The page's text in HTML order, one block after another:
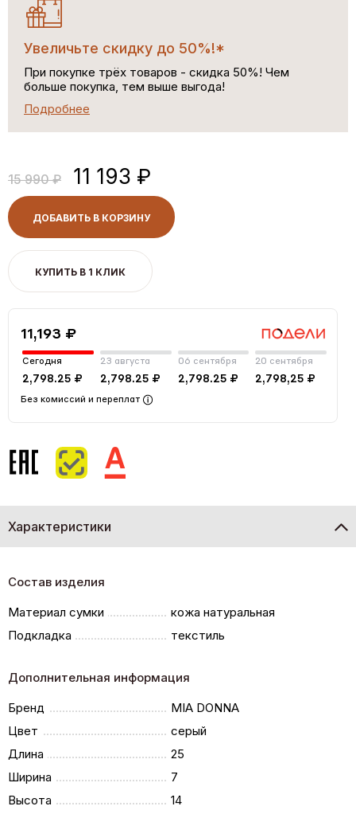
Увеличьте скидку до 50%!*
При покупке трёх товаров - скидка 50%! Чем
больше покупка, тем выше выгода!
Подробнее
15 990 ₽ 11 193 ₽
ДОБАВИТЬ В КОРЗИНУ
КУПИТЬ В 1 КЛИК
11,193 ₽
Сегодня
2,798.25 ₽
23 августа
2,798.25 ₽
06 сентября
2,798.25 ₽
20 сентября
2,798,25 ₽
Без комиссий и переплат
Характеристики
Состав изделия
Материал сумки
кожа натуральная
Подкладка
текстиль
Дополнительная информация
Бренд
MIA DONNA
Цвет
серый
Длина
25
Ширина
7
Высота
14